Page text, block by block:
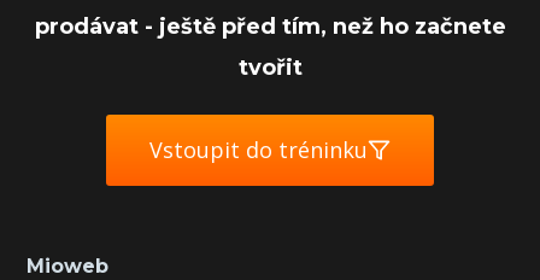
prodávat - ještě před tím, než ho začnete
tvořit
Vstoupit do tréninku
Mioweb